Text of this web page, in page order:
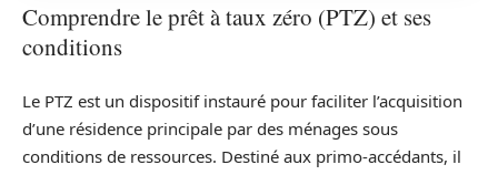
Comprendre le prêt à taux zéro (PTZ) et ses
conditions
Le PTZ est un dispositif instauré pour faciliter l’acquisition
d’une résidence principale par des ménages sous
conditions de ressources. Destiné aux primo-accédants, il